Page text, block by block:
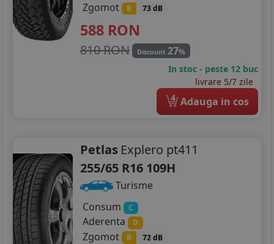
Zgomot B 73 dB
588 RON
810 RON Discount 27%
In stoc - peste 12 buc
livrare 5/7 zile
4 Adauga in cos
Petlas Explero pt411
255/65 R16 109H
Turisme
Consum
C
Aderenta D
Zgomot B 72 dB